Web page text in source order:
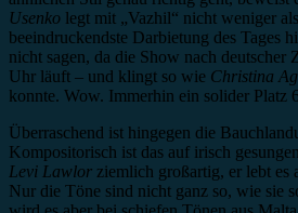
Usenko legt mit „Vazhil“ nicht weniger
beeindruckendste Darbietung des Tages
nicht sagen, da die Show nach deutscher
Uhr läuft – und klingt so wie Christina
konnte. Wow. Immerhin ein solider Platz
Überraschend ist hingegen die
Kompositorisch ist das auf irisch
Levi Lawlor ziemlich großartig, er lebt es
Nur die Töne sind nicht ganz so, wie sie